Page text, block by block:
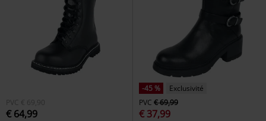
PVC € 69,90
€ 64,99
-45 %
Exclusivité
PVC € 69,99
€ 37,99